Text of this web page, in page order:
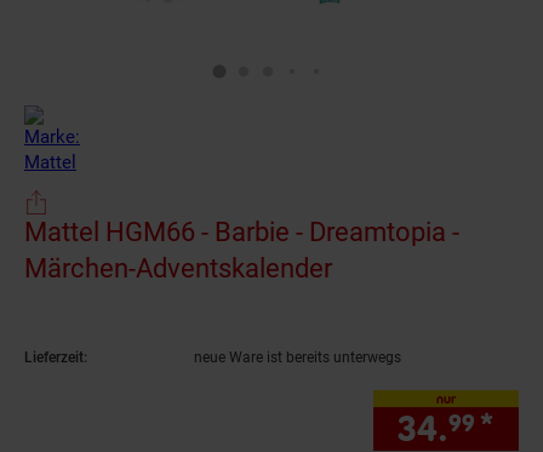
Mattel HGM66 - Barbie - Dreamtopia -
Märchen-Adventskalender
Lieferzeit: neue Ware ist bereits unterwegs
nur
34.99 *